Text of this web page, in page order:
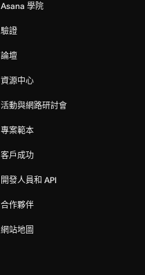
Asana 學院
驗證
論壇
資源中心
活動與網路研討會
專案範本
客戶成功
開發人員和 API
合作夥伴
網站地圖